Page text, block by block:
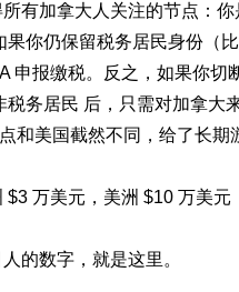
有加拿大人关注的节点：
果你仍保留税务居民身份（
申报缴税。反之，如果你
务居民 后，只需对加拿大
和美国截然不同，给了长期
$3 万美元，美洲 $10 万美元
的数字，就是这里。